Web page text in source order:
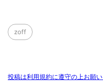
zoff